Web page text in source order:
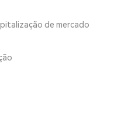
de mercado